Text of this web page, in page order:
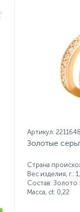
Артикул:
Золотые
Страна
Вес изделия, г.:
Состав: Золото
Масса, ct: 0,22